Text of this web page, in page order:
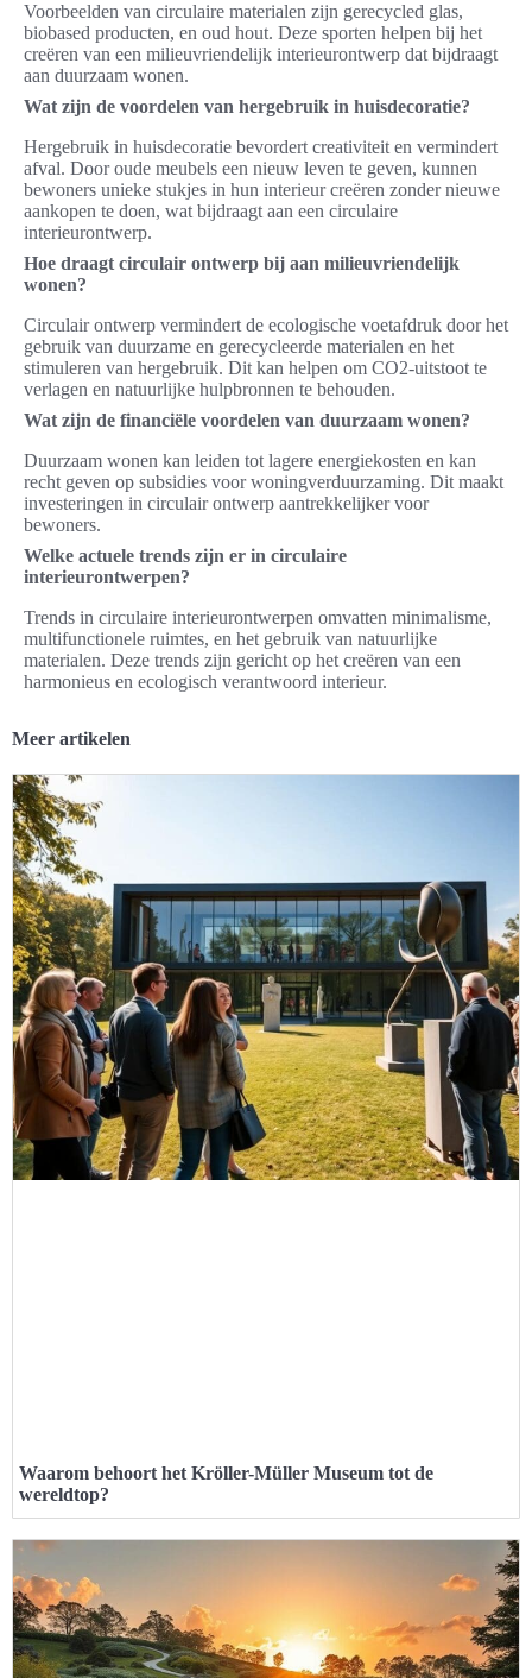
Voorbeelden van circulaire materialen zijn gerecycled glas,
biobased producten, en oud hout. Deze sporten helpen bij het
creëren van een milieuvriendelijk interieurontwerp dat bijdraagt
aan duurzaam wonen.
Wat zijn de voordelen van hergebruik in huisdecoratie?
Hergebruik in huisdecoratie bevordert creativiteit en vermindert
afval. Door oude meubels een nieuw leven te geven, kunnen
bewoners unieke stukjes in hun interieur creëren zonder nieuwe
aankopen te doen, wat bijdraagt aan een circulaire
interieurontwerp.
Hoe draagt circulair ontwerp bij aan milieuvriendelijk
wonen?
Circulair ontwerp vermindert de ecologische voetafdruk door het
gebruik van duurzame en gerecycleerde materialen en het
stimuleren van hergebruik. Dit kan helpen om CO2-uitstoot te
verlagen en natuurlijke hulpbronnen te behouden.
Wat zijn de financiële voordelen van duurzaam wonen?
Duurzaam wonen kan leiden tot lagere energiekosten en kan
recht geven op subsidies voor woningverduurzaming. Dit maakt
investeringen in circulair ontwerp aantrekkelijker voor
bewoners.
Welke actuele trends zijn er in circulaire
interieurontwerpen?
Trends in circulaire interieurontwerpen omvatten minimalisme,
multifunctionele ruimtes, en het gebruik van natuurlijke
materialen. Deze trends zijn gericht op het creëren van een
harmonieus en ecologisch verantwoord interieur.
Meer artikelen
Waarom behoort het Kröller-Müller Museum tot de
wereldtop?